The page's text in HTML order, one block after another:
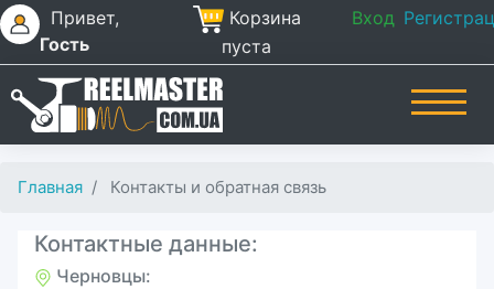
Привет,
Гость
Корзина
пуста
Вход
Главная Контакты и обратная связь
Контактные данные:
Черновцы: